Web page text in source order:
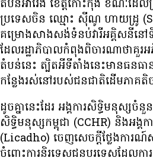
តំបន់​អារ៉ែង ខេត្ត​កោះកុង ខណៈ​ដ
ប្រទេស​ចិន ឈ្មោះ ស៊ីណូ ហាយដ្រូ
គម្រោង​សាងសង់​ទំនប់​វារីអគ្គិសនី​ន
ដែល​រដ្ឋាភិបាល​កំពុង​ពិចារណា​ថា​គួរ​
តំបន់​នេះ ត្បិត​អី​ទីតាំង​នេះ​មាន​ធនធា
កន្លែង​រស់នៅ​របស់​ជនជាតិ​ដើម​ភាគ​តិ
ដូច​គ្នា​នេះ​ដែរ អង្គការ​សិទ្ធិ​មនុស្ស​
សិទ្ធិ​មនុស្ស​កម្ពុជា (CCHR) និង​អង្គ
(Licadho) ចេញ​សេចក្តី​ថ្លែងការណ៍​ស
ចំពោះ​ការ​និរទេស​ជន​បរទេស​ដែល​ការ